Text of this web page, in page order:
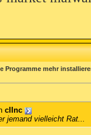
Programme mehr
cIInc
jemand vielleicht Rat...